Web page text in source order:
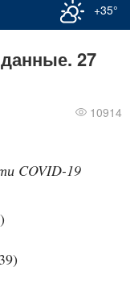
+35°
27
10914
COVID-19